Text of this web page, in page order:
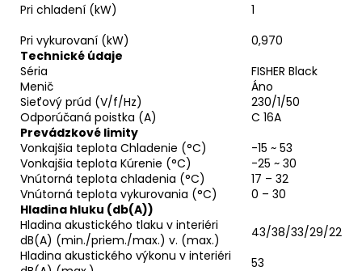
Pri chladení (kW)
1
Pri vykurovaní (kW)
0,970
Technické údaje
Séria
FISHER Black
Menič
Áno
Sieťový prúd (V/f/Hz)
230/1/50
Odporúčaná poistka (A)
C 16A
Prevádzkové limity
Vonkajšia teplota Chladenie (°C)
-15 ~ 53
Vonkajšia teplota Kúrenie (°C)
-25 ~ 30
Vnútorná teplota chladenia (°C)
17 – 32
Vnútorná teplota vykurovania (°C)
0 – 30
Hladina hluku (db(A))
Hladina akustického tlaku v interiéri
dB(A) (min./priem./max.) v. (max.)
43/38/33/29/22
Hladina akustického výkonu v interiéri
53